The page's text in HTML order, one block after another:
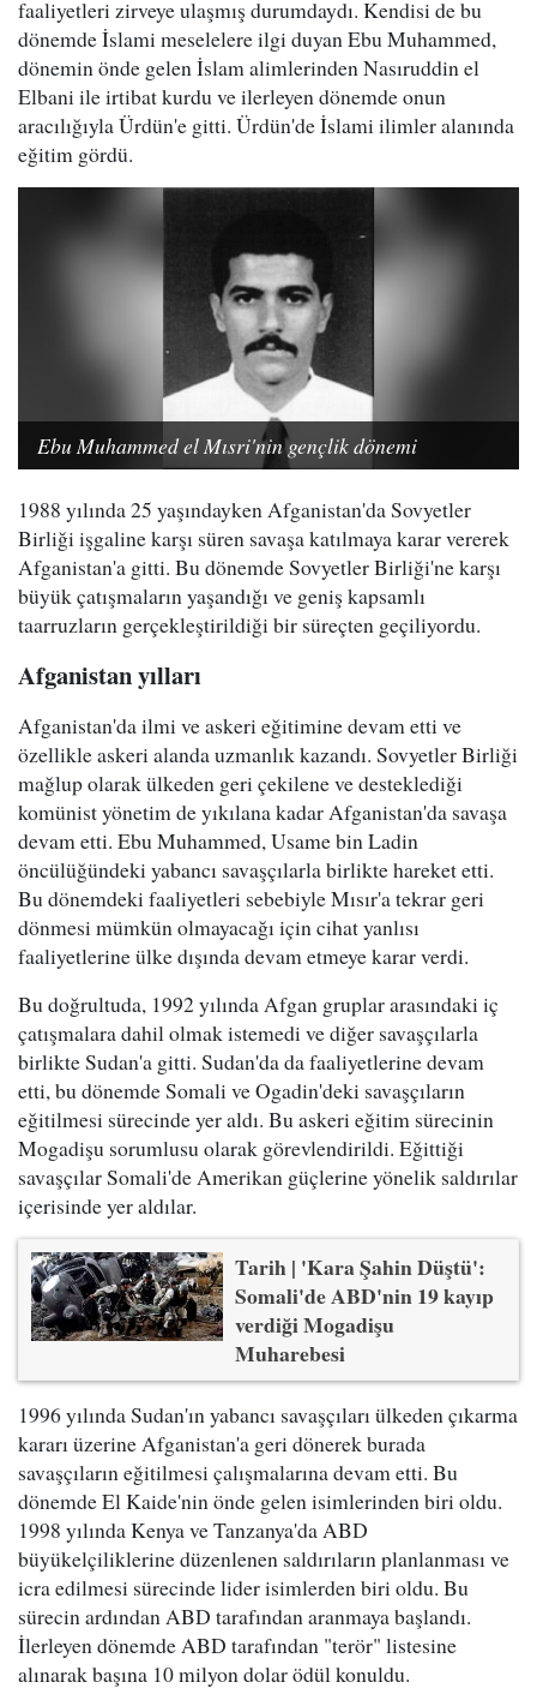
faaliyetleri zirveye ulaşmış durumdaydı. Kendisi de bu
dönemde İslami meselelere ilgi duyan Ebu Muhammed,
dönemin önde gelen İslam alimlerinden Nasıruddin el
Elbani ile irtibat kurdu ve ilerleyen dönemde onun
aracılığıyla Ürdün'e gitti. Ürdün'de İslami ilimler alanında
eğitim gördü.
Ebu Muhammed el Mısri'nin gençlik dönemi
1988 yılında 25 yaşındayken Afganistan'da Sovyetler
Birliği işgaline karşı süren savaşa katılmaya karar vererek
Afganistan'a gitti. Bu dönemde Sovyetler Birliği'ne karşı
büyük çatışmaların yaşandığı ve geniş kapsamlı
taarruzların gerçekleştirildiği bir süreçten geçiliyordu.
Afganistan yılları
Afganistan'da ilmi ve askeri eğitimine devam etti ve
özellikle askeri alanda uzmanlık kazandı. Sovyetler Birliği
mağlup olarak ülkeden geri çekilene ve desteklediği
komünist yönetim de yıkılana kadar Afganistan'da savaşa
devam etti. Ebu Muhammed, Usame bin Ladin
öncülüğündeki yabancı savaşçılarla birlikte hareket etti.
Bu dönemdeki faaliyetleri sebebiyle Mısır'a tekrar geri
dönmesi mümkün olmayacağı için cihat yanlısı
faaliyetlerine ülke dışında devam etmeye karar verdi.
Bu doğrultuda, 1992 yılında Afgan gruplar arasındaki iç
çatışmalara dahil olmak istemedi ve diğer savaşçılarla
birlikte Sudan'a gitti. Sudan'da da faaliyetlerine devam
etti, bu dönemde Somali ve Ogadin'deki savaşçıların
eğitilmesi sürecinde yer aldı. Bu askeri eğitim sürecinin
Mogadişu sorumlusu olarak görevlendirildi. Eğittiği
savaşçılar Somali'de Amerikan güçlerine yönelik saldırılar
içerisinde yer aldılar.
Tarih | 'Kara Şahin Düştü':
Somali'de ABD'nin 19 kayıp
verdiği Mogadişu
Muharebesi
1996 yılında Sudan'ın yabancı savaşçıları ülkeden çıkarma
kararı üzerine Afganistan'a geri dönerek burada
savaşçıların eğitilmesi çalışmalarına devam etti. Bu
dönemde El Kaide'nin önde gelen isimlerinden biri oldu.
1998 yılında Kenya ve Tanzanya'da ABD
büyükelçiliklerine düzenlenen saldırıların planlanması ve
icra edilmesi sürecinde lider isimlerden biri oldu. Bu
sürecin ardından ABD tarafından aranmaya başlandı.
İlerleyen dönemde ABD tarafından "terör" listesine
alınarak başına 10 milyon dolar ödül konuldu.